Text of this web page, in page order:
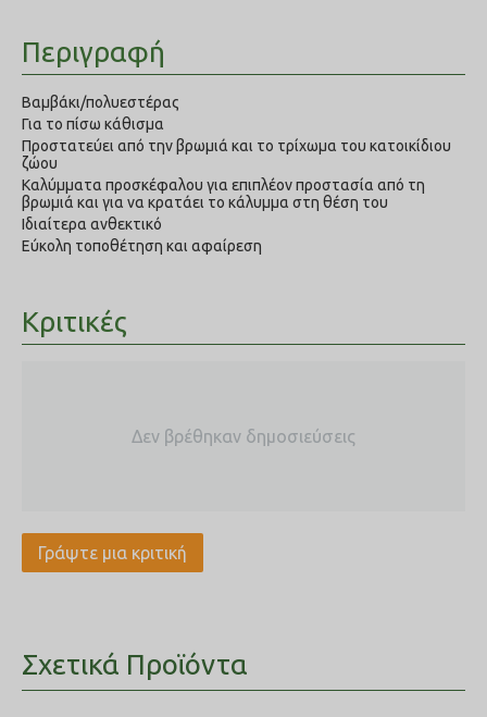
Περιγραφή
Βαμβάκι/πολυεστέρας
Για το πίσω κάθισμα
Προστατεύει από την βρωμιά και το τρίχωμα του κατοικίδιου
ζώου
Καλύμματα προσκέφαλου για επιπλέον προστασία από τη
βρωμιά και για να κρατάει το κάλυμμα στη θέση του
Ιδιαίτερα ανθεκτικό
Εύκολη τοποθέτηση και αφαίρεση
Κριτικές
Δεν βρέθηκαν δημοσιεύσεις
Γράψτε μια κριτική
Σχετικά Προϊόντα